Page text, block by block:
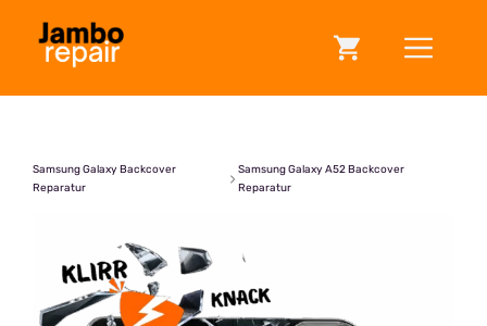
Inhalt
Samsung Galaxy Backcover
Reparatur
Samsung Galaxy A52 Backcover
Reparatur